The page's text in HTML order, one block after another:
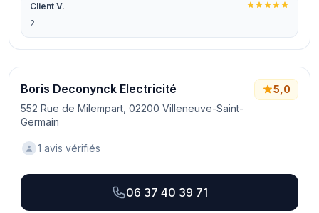
Client V.
2
Boris Deconynck Electricité
552 Rue de Milempart, 02200 Villeneuve-Saint-
Germain
5,0
1 avis vérifiés
06 37 40 39 71